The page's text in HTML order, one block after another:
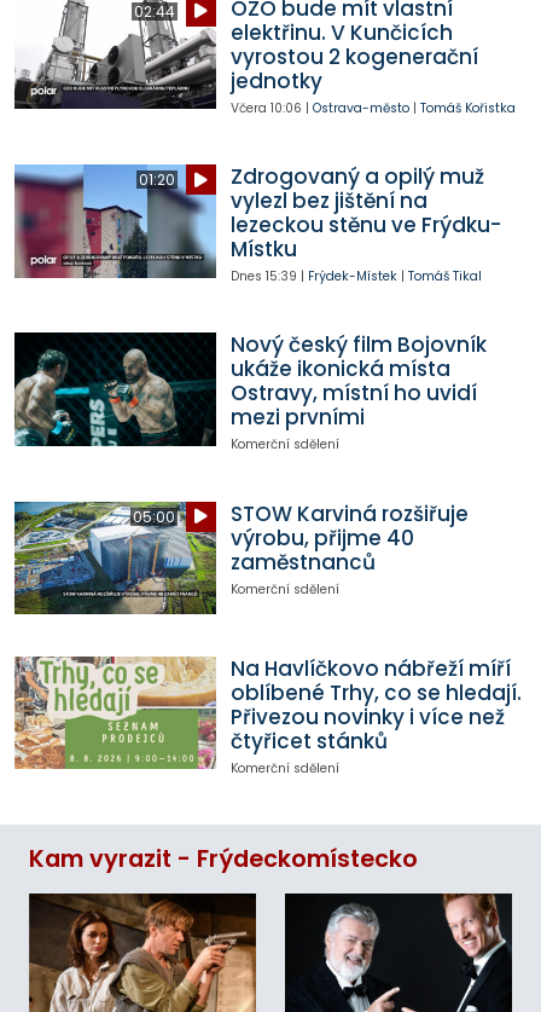
02:44
OZO bude mít vlastní
elektřinu. V Kunčicích
vyrostou 2 kogenerační
jednotky
Včera 10:06 | Ostrava-město| Tomáš Kořistka
01:20
Zdrogovaný a opilý muž
vylezl bez jištění na
lezeckou stěnu ve Frýdku-
Místku
Dnes 15:39 | Frýdek-Místek| Tomáš Tikal
Nový český film Bojovník
ukáže ikonická místa
Ostravy, místní ho uvidí
mezi prvními
Komerční sdělení
05:00
STOW Karviná rozšiřuje
výrobu, přijme 40
zaměstnanců
Komerční sdělení
Na Havlíčkovo nábřeží míří
oblíbené Trhy, co se hledají.
Přivezou novinky i více než
čtyřicet stánků
Komerční sdělení
Kam vyrazit - Frýdeckomístecko